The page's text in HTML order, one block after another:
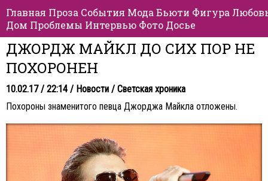
Главная Проза События Мода Бьюти Фигура
Дом Проблемы Интервью Фото Досье
ДЖОРДЖ МАЙКЛ ДО СИХ ПОР НЕ
ПОХОРОНЕН
10.02.17 / 22:14 / Новости / Светская хроника
Похороны знаменитого певца Джорджа Майкла отложены.